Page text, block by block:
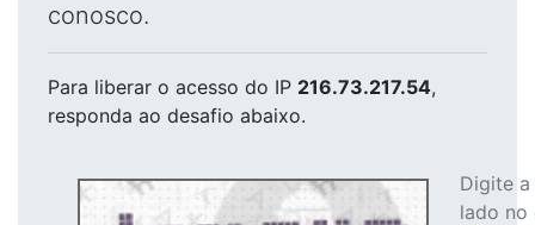
conosco.
Para liberar o acesso do IP 216.73.217.54,
responda ao desafio abaixo.
Digite
lado no